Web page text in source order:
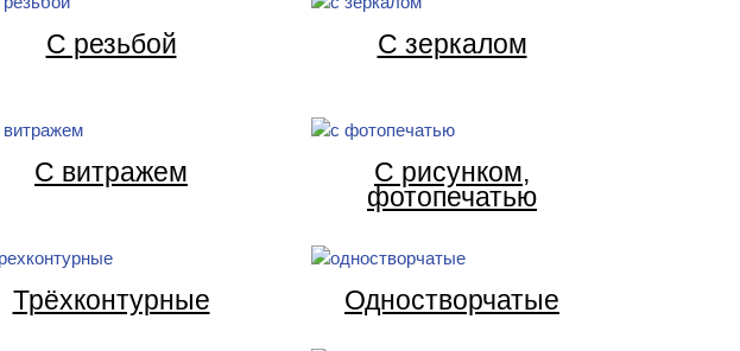
С резьбой С зеркалом
С витражем
С рисунком,
фотопечатью
Трёхконтурные Одностворчатые